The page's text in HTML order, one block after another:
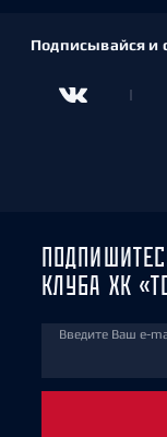
Подписывайся и
КЛУБА ХК
Введите Ваш e-